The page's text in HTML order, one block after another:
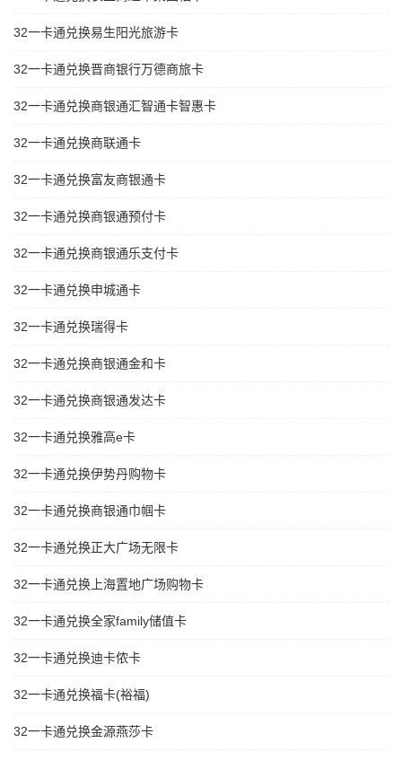
32一卡通兑换易生阳光旅游卡
32一卡通兑换晋商银行万德商旅卡
32一卡通兑换商银通汇智通卡智惠卡
32一卡通兑换商联通卡
32一卡通兑换富友商银通卡
32一卡通兑换商银通预付卡
32一卡通兑换商银通乐支付卡
32一卡通兑换申城通卡
32一卡通兑换瑞得卡
32一卡通兑换商银通金和卡
32一卡通兑换商银通发达卡
32一卡通兑换雅高e卡
32一卡通兑换伊势丹购物卡
32一卡通兑换商银通巾帼卡
32一卡通兑换正大广场无限卡
32一卡通兑换上海置地广场购物卡
32一卡通兑换全家family储值卡
32一卡通兑换迪卡侬卡
32一卡通兑换福卡(裕福)
32一卡通兑换金源燕莎卡